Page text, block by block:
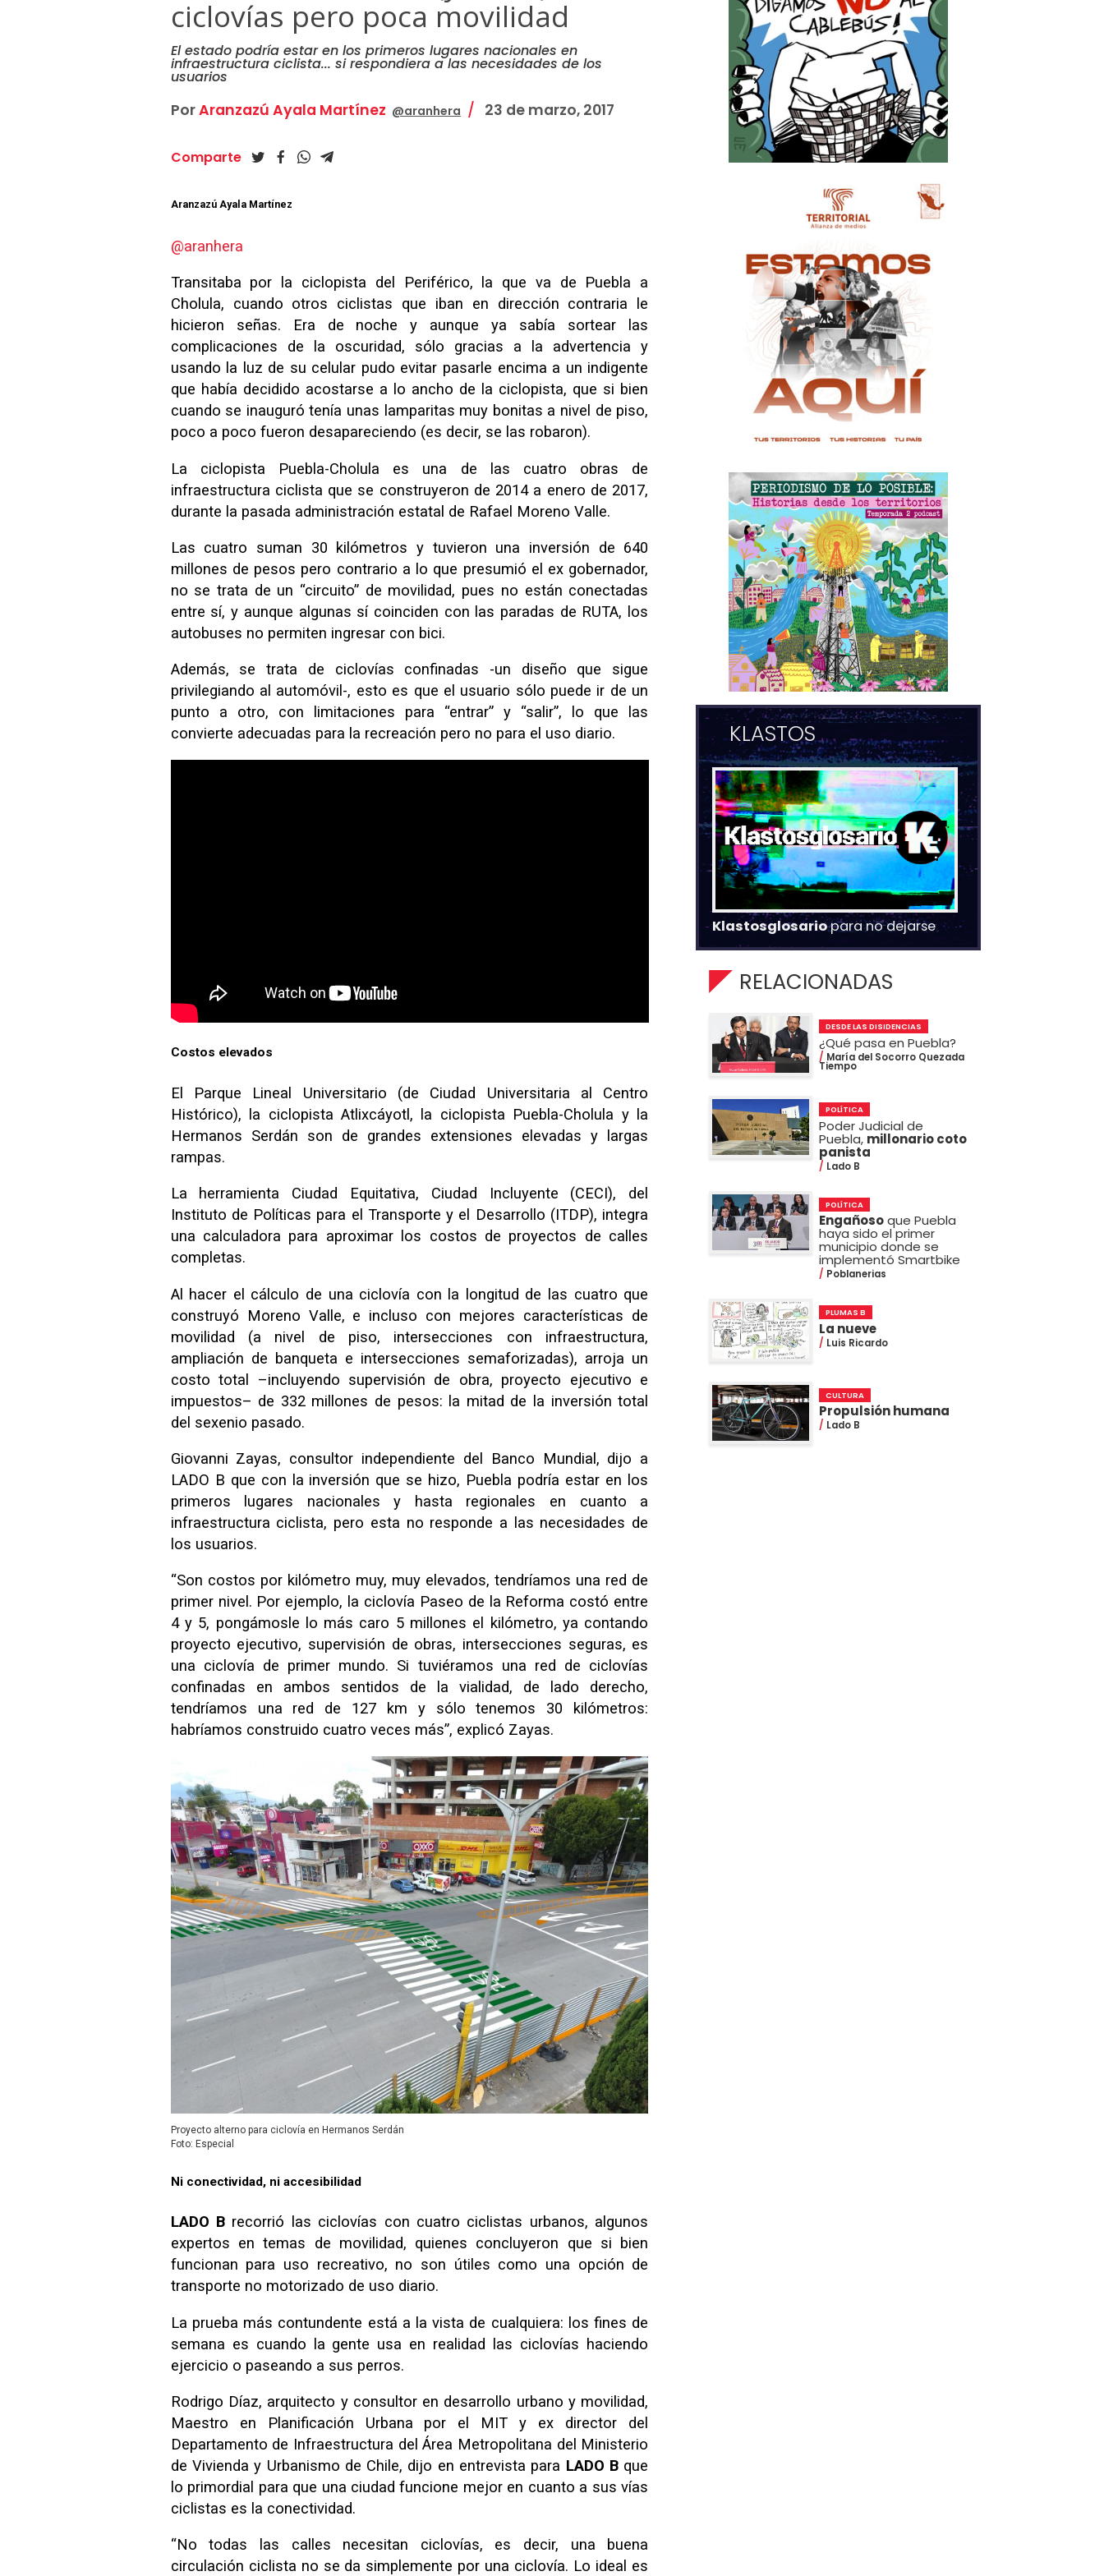
ciclovías pero poca movilidad
El estado podría estar en los primeros lugares nacionales en
infraestructura ciclista... si respondiera a las necesidades de los
usuarios
PorAranzazú Ayala Martínez @aranhera 23 de marzo, 2017
Comparte
Aranzazú Ayala Martínez
@aranhera
Transitaba por la ciclopista del Periférico, la que va de Puebla a
Cholula, cuando otros ciclistas que iban en dirección contraria le
hicieron señas. Era de noche y aunque ya sabía sortear las
complicaciones de la oscuridad, sólo gracias a la advertencia y
usando la luz de su celular pudo evitar pasarle encima a un indigente
que había decidido acostarse a lo ancho de la ciclopista, que si bien
cuando se inauguró tenía unas lamparitas muy bonitas a nivel de piso,
poco a poco fueron desapareciendo (es decir, se las robaron).
La ciclopista Puebla-Cholula es una de las cuatro obras de
infraestructura ciclista que se construyeron de 2014 a enero de 2017,
durante la pasada administración estatal de Rafael Moreno Valle.
Las cuatro suman 30 kilómetros y tuvieron una inversión de 640
millones de pesos pero contrario a lo que presumió el ex gobernador,
no se trata de un “circuito” de movilidad, pues no están conectadas
entre sí, y aunque algunas sí coinciden con las paradas de RUTA, los
autobuses no permiten ingresar con bici.
Además, se trata de ciclovías confinadas -un diseño que sigue
privilegiando al automóvil-, esto es que el usuario sólo puede ir de un
punto a otro, con limitaciones para “entrar” y “salir”, lo que las
convierte adecuadas para la recreación pero no para el uso diario.
Costos elevados
El Parque Lineal Universitario (de Ciudad Universitaria al Centro
Histórico), la ciclopista Atlixcáyotl, la ciclopista Puebla-Cholula y la
Hermanos Serdán son de grandes extensiones elevadas y largas
rampas.
La herramienta Ciudad Equitativa, Ciudad Incluyente (CECI), del
Instituto de Políticas para el Transporte y el Desarrollo (ITDP), integra
una calculadora para aproximar los costos de proyectos de calles
completas.
Al hacer el cálculo de una ciclovía con la longitud de las cuatro que
construyó Moreno Valle, e incluso con mejores características de
movilidad (a nivel de piso, intersecciones con infraestructura,
ampliación de banqueta e intersecciones semaforizadas), arroja un
costo total –incluyendo supervisión de obra, proyecto ejecutivo e
impuestos– de 332 millones de pesos: la mitad de la inversión total
del sexenio pasado.
Giovanni Zayas, consultor independiente del Banco Mundial, dijo a
LADO B que con la inversión que se hizo, Puebla podría estar en los
primeros lugares nacionales y hasta regionales en cuanto a
infraestructura ciclista, pero esta no responde a las necesidades de
los usuarios.
“Son costos por kilómetro muy, muy elevados, tendríamos una red de
primer nivel. Por ejemplo, la ciclovía Paseo de la Reforma costó entre
4 y 5, pongámosle lo más caro 5 millones el kilómetro, ya contando
proyecto ejecutivo, supervisión de obras, intersecciones seguras, es
una ciclovía de primer mundo. Si tuviéramos una red de ciclovías
confinadas en ambos sentidos de la vialidad, de lado derecho,
tendríamos una red de 127 km y sólo tenemos 30 kilómetros:
habríamos construido cuatro veces más”, explicó Zayas.
Proyecto alterno para ciclovía en Hermanos Serdán
Foto: Especial
Ni conectividad, ni accesibilidad
LADO B recorrió las ciclovías con cuatro ciclistas urbanos, algunos
expertos en temas de movilidad, quienes concluyeron que si bien
funcionan para uso recreativo, no son útiles como una opción de
transporte no motorizado de uso diario.
La prueba más contundente está a la vista de cualquiera: los fines de
semana es cuando la gente usa en realidad las ciclovías haciendo
ejercicio o paseando a sus perros.
Rodrigo Díaz, arquitecto y consultor en desarrollo urbano y movilidad,
Maestro en Planificación Urbana por el MIT y ex director del
Departamento de Infraestructura del Área Metropolitana del Ministerio
de Vivienda y Urbanismo de Chile, dijo en entrevista para LADO Bque
lo primordial para que una ciudad funcione mejor en cuanto a sus vías
ciclistas es la conectividad.
“No todas las calles necesitan ciclovías, es decir, una buena
circulación ciclista no se da simplemente por una ciclovía. Lo ideal es
KLASTOS
Klastosglosariopara no dejarse
RELACIONADAS
DESDE LAS DISIDENCIAS
¿Qué pasa en Puebla?
María del Socorro Quezada
Tiempo
POLÍTICA
Poder Judicial de
Puebla, millonario coto
panista
Lado B
POLÍTICA
Engañosoque Puebla
haya sido el primer
municipio donde se
implementó Smartbike
Poblanerias
PLUMAS B
La nueve
Luis Ricardo
CULTURA
Propulsión humana
Lado B